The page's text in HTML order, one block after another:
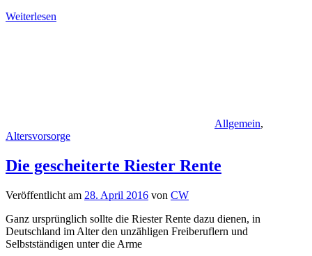
Weiterlesen
Allgemein,
Altersvorsorge
Die gescheiterte Riester Rente
Veröffentlicht am 28. April 2016 von CW
Ganz ursprünglich sollte die Riester Rente dazu dienen, in
Deutschland im Alter den unzähligen Freiberuflern und
Selbstständigen unter die Arme